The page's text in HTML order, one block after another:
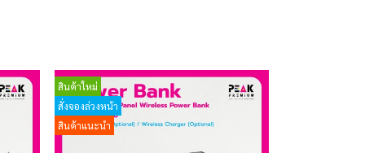
สินค้าใหม่
สั่งจองล่วงหน้า
สินค้าแนะนำ